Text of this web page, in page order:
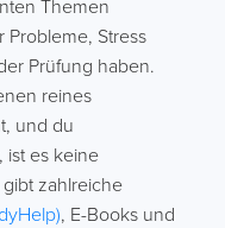
Themen
Probleme, Stress
Prüfung haben.
reines
und du
ist es keine
zahlreiche
, E-Books und